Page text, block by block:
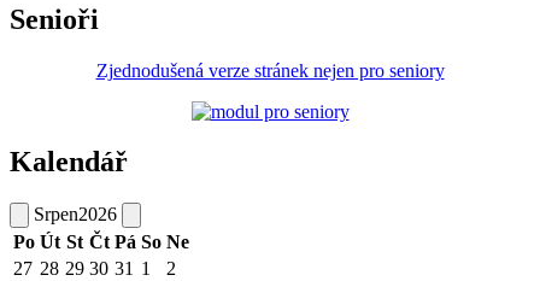
Senioři
Zjednodušená verze stránek nejen pro seniory
Kalendář
Srpen2026
Po Út St Čt Pá So Ne
27 28 29 30 31 1
2